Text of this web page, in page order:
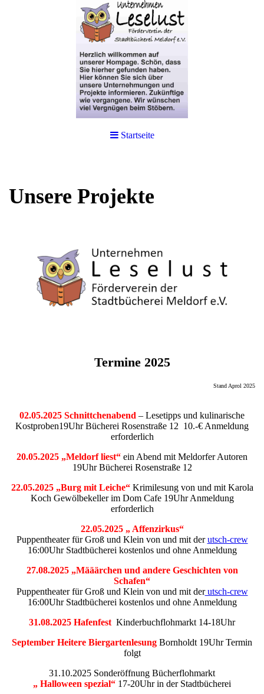
Startseite
Unsere Projekte
Termine 2025
Stand Aprol 2025
02.05.2025 Schnittchenabend – Lesetipps und kulinarische
Kostproben19Uhr Bücherei Rosenstraße 12 10.-€ Anmeldung
erforderlich
20.05.2025 „Meldorf liest“ ein Abend mit Meldorfer Autoren
19Uhr Bücherei Rosenstraße 12
22.05.2025 „Burg mit Leiche“ Krimilesung von und mit Karola
Koch Gewölbekeller im Dom Cafe 19Uhr Anmeldung
erforderlich
22.05.2025 „ Affenzirkus“
Puppentheater für Groß und Klein von und mit derutsch-crew
16:00Uhr Stadtbücherei kostenlos und ohne Anmeldung
27.08.2025 „Määärchen und andere Geschichten von
Schafen“
Puppentheater für Groß und Klein von und mit derutsch-crew
16:00Uhr Stadtbücherei kostenlos und ohne Anmeldung
31.08.2025 Hafenfest Kinderbuchflohmarkt 14-18Uhr
September Heitere Biergartenlesung Bornholdt 19Uhr Termin
folgt
31.10.2025 Sonderöffnung Bücherflohmarkt
„ Halloween spezial“ 17-20Uhr in der Stadtbücherei